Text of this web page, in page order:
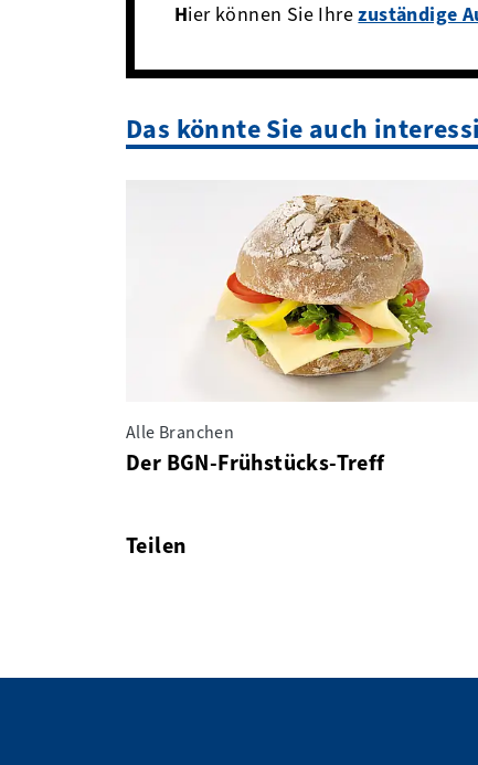
Hier können Sie Ihrezuständige
Das könnte Sie auch
Alle Branchen
Der BGN-Frühstücks-Treff
Teilen